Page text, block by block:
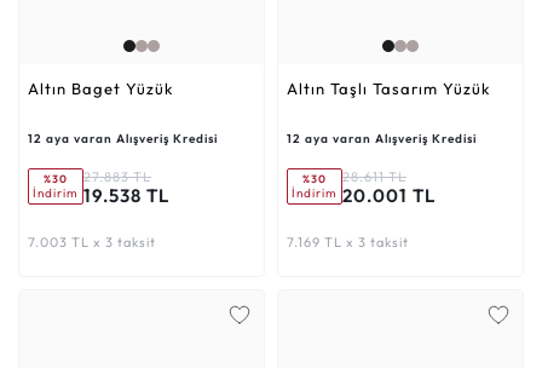
Altın Baget Yüzük
12 aya varan Alışveriş Kredisi
%30
İndirim
27.883 TL
19.538 TL
7.003 TL x 3 taksit
Altın Taşlı Tasarım Yüzük
12 aya varan Alışveriş Kredisi
%30
İndirim
28.611 TL
20.001 TL
7.169 TL x 3 taksit